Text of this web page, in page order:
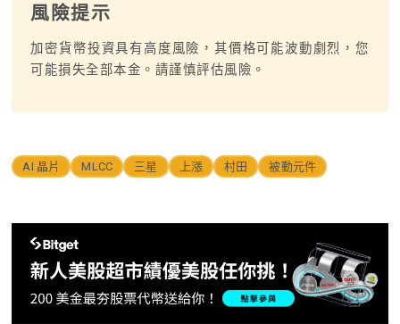
風險提示
加密貨幣投資具有高度風險，其價格可能波動劇烈，您
可能損失全部本金。請謹慎評估風險。
AI 晶片 MLCC 三星 上漲 村田 被動元件